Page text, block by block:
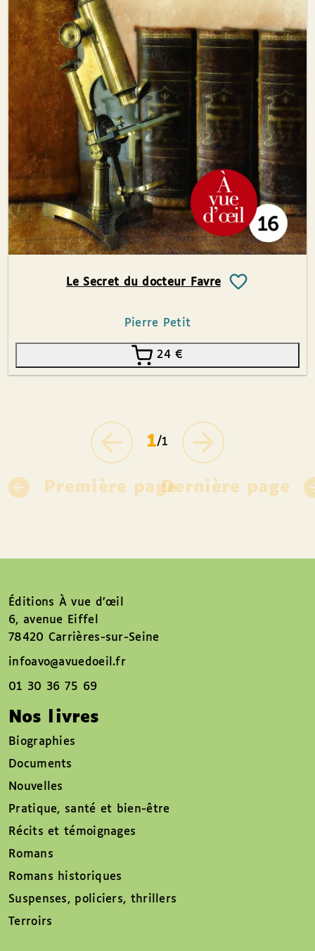
Le Secret du docteur Favre
Pierre Petit
24€
Première page
1/1
Dernière page
Éditions À vue d’œil
6, avenue Eiffel
78420 Carrières-sur-Seine
infoavo@avuedoeil.fr
01 30 36 75 69
Nos livres
Biographies
Documents
Nouvelles
Pratique, santé et bien-être
Récits et témoignages
Romans
Romans historiques
Suspenses, policiers, thrillers
Terroirs